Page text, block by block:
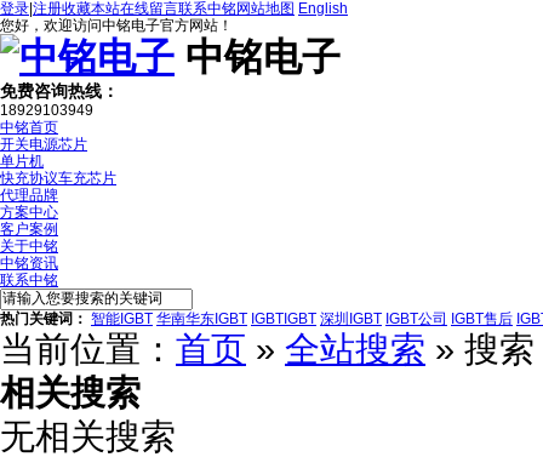
登录 注册收藏本站在线留言联系中铭 网站地图 English
您好，欢迎访问中铭电子官方网站！
中铭电子
免费咨询热线：
18929103949
中铭首页
开关电源芯片
单片机
快充协议车充芯片
代理品牌
方案中心
客户案例
关于中铭
中铭资讯
联系中铭
热门关键词： 智能IGBT 华南华东IGBT IGBTIGBT 深圳IGBT IGBT公司 IGBT售后
当前位置： 首页 » 全站搜索 » 搜
相关搜索
无相关搜索